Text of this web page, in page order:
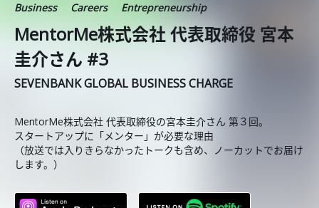
Business Careers Entrepreneurship
MentorMe株式会社 代表取締役 宮本
圭介さん #3
SEVENBANK GLOBAL BUSINESS CHARGE
MentorMe株式会社 代表取締役の宮本圭介さん 第３回。
スタートアップに「メンター」が必要な理由
（放送では入りきらなかったトークも含め、ノーカットでお届け
します。）